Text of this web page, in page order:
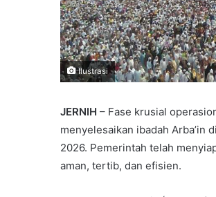
Ilustrasi
JERNIH – Fase krusial
menyelesaikan ibadah Arba’in
2026. Pemerintah telah
aman, tertib, dan efisien.